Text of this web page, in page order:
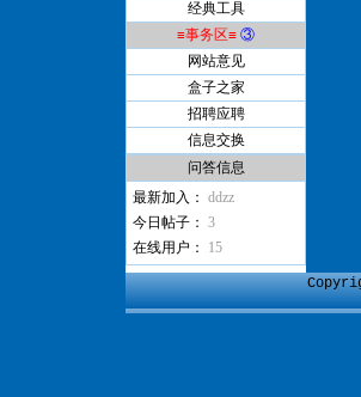
经典工具
≡事务区≡ ③
网站意见
盒子之家
招聘应聘
信息交换
问答信息
最新加入： ddzz
今日帖子： 3
在线用户： 15